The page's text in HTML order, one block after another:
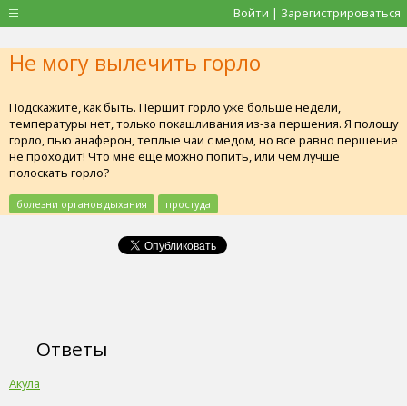
Войти | Зарегистрироваться
Не могу вылечить горло
Подскажите, как быть. Першит горло уже больше недели,
температуры нет, только покашливания из-за першения. Я полощу
горло, пью анаферон, теплые чаи с медом, но все равно першение
не проходит! Что мне ещё можно попить, или чем лучше
полоскать горло?
болезни органов дыхания простуда
Ответы
Акула